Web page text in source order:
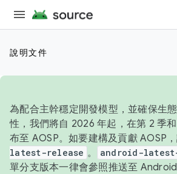
說明文件
為配合主幹穩定開發模型，並確保生
性，我們將自 2026 年起，在第 2 季
布至 AOSP。如要建構及貢獻 AOSP
latest-release 。 android-
單分支版本一律會參照推送至